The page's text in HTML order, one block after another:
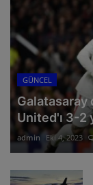
GÜNCEL
Galatasaray
United'ı 3-2
admin Eki 4, 2023